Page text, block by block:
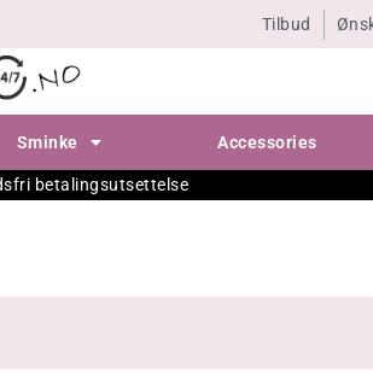
Tilbud
Sminke Accessories
betalingsutsettelse